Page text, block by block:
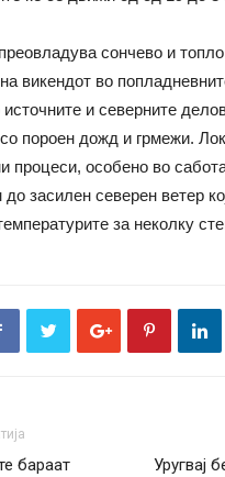
сончево и
викендот во
и северните
пороен дожд и грмежи.
процеси, особено во
засилен северен ветер
за неколку
бараат
Уругвај